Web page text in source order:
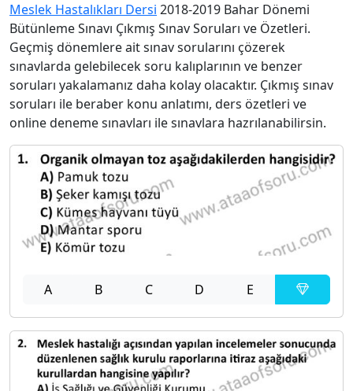
Meslek Hastalıkları Dersi 2018-2019 Bahar Dönemi
Bütünleme Sınavı Çıkmış Sınav Soruları ve Özetleri.
Geçmiş dönemlere ait sınav sorularını çözerek
sınavlarda gelebilecek soru kalıplarının ve benzer
soruları yakalamanız daha kolay olacaktır. Çıkmış sınav
soruları ile beraber konu anlatımı, ders özetleri ve
online deneme sınavları ile sınavlara hazrılanabilirsin.
A B C D E